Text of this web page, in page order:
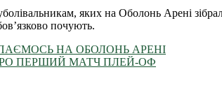
яких на Оболонь Арені
почують.
НА ОБОЛОНЬ АРЕНІ
ПЕРШИЙ МАТЧ ПЛЕЙ-ОФ